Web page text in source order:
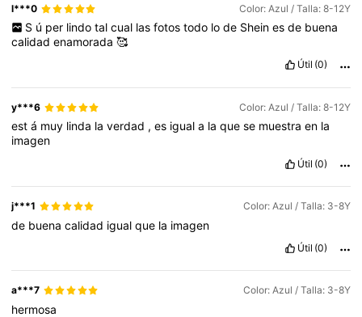
l***0 Color: Azul / Talla: 8-12Y
S ú per lindo tal cual las fotos todo lo de Shein es de buena
calidadenamorada🥰
Útil (0)
y***6 Color: Azul / Talla: 8-12Y
está muy linda laverdad ,es iguala laquese muestraen la
imagen
Útil (0)
j***1 Color: Azul / Talla: 3-8Y
de buenacalidad igualque la imagen
Útil (0)
a***7 Color: Azul / Talla: 3-8Y
hermosa